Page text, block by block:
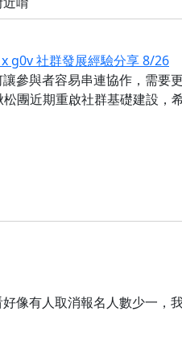
g0v 社群發展經驗分享 8/26
參與者容易串連協作，需要
團近期重啟社群基礎建設，
像有人取消報名人數少一，